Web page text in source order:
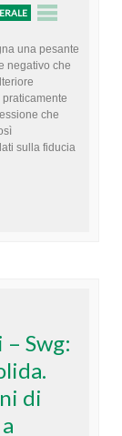
una pesante
negativo che
che
sulla fiducia
Swg:
di